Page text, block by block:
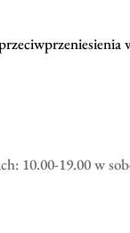
10.00-19.00 w